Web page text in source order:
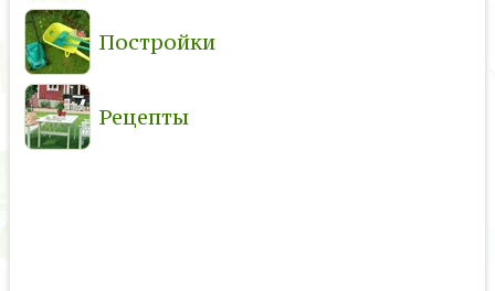
Постройки
Рецепты